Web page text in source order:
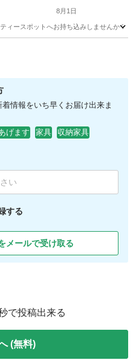
8月1日
スポットへお持ち込みしませんか？
情報をいち早くお届け出来ま
げます 家具
収納家具
する
メールで受け取る
で投稿出来る
(無料)